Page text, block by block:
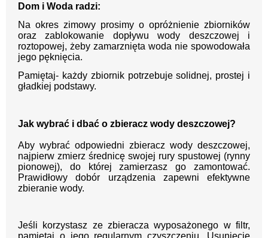
Dom i Woda radzi:
Na okres zimowy prosimy o opróżnienie zbiorników
oraz zablokowanie dopływu wody deszczowej i
roztopowej, żeby zamarznięta woda nie spowodowała
jego pęknięcia.
Pamiętaj- każdy zbiornik potrzebuje solidnej, prostej i
gładkiej podstawy.
Jak wybrać i dbać o zbieracz wody deszczowej?
Aby wybrać odpowiedni zbieracz wody deszczowej,
najpierw zmierz średnicę swojej rury spustowej (rynny
pionowej), do której zamierzasz go zamontować.
Prawidłowy dobór urządzenia zapewni efektywne
zbieranie wody.
Jeśli korzystasz ze zbieracza wyposażonego w filtr,
pamiętaj o jego regularnym czyszczeniu. Usunięcie